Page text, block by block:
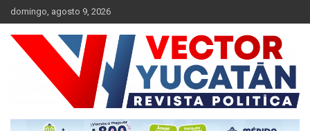
Saltar
al
contenido
domingo, agosto 9, 2026
Vector Yucatán